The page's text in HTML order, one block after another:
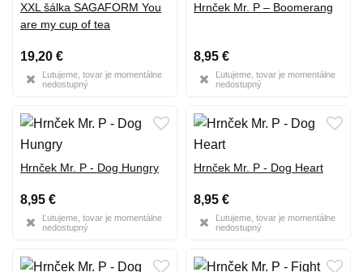
XXL šálka SAGAFORM You
are my cup of tea
19,20 €
Ľutujeme, tovar je momentálne
nedostupný
Hrnček Mr. P – Boomerang
8,95 €
Ľutujeme, tovar je momentálne
nedostupný
Hrnček Mr. P - Dog Hungry
8,95 €
Ľutujeme, tovar je momentálne
nedostupný
Hrnček Mr. P - Dog Heart
8,95 €
Ľutujeme, tovar je momentálne
nedostupný